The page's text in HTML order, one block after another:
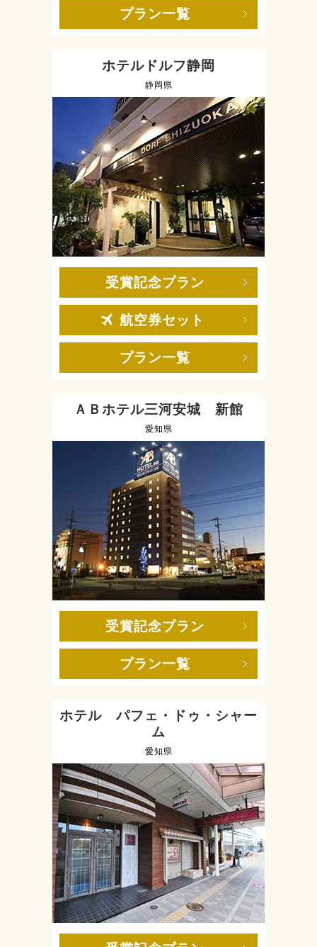
プラン一覧
ホテルドルフ静岡
静岡県
受賞記念プラン
航空券セット
プラン一覧
ＡＢホテル三河安城 新館
愛知県
受賞記念プラン
プラン一覧
ホテル パフェ・ドゥ・シャー
ム
愛知県